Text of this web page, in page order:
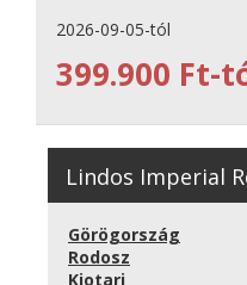
2026-09-05-tól
399.900 Ft-
Lindos Imperial
Görögország
Rodosz
Kiotari